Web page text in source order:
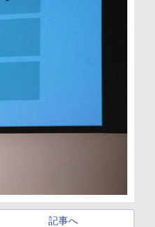
記事へ